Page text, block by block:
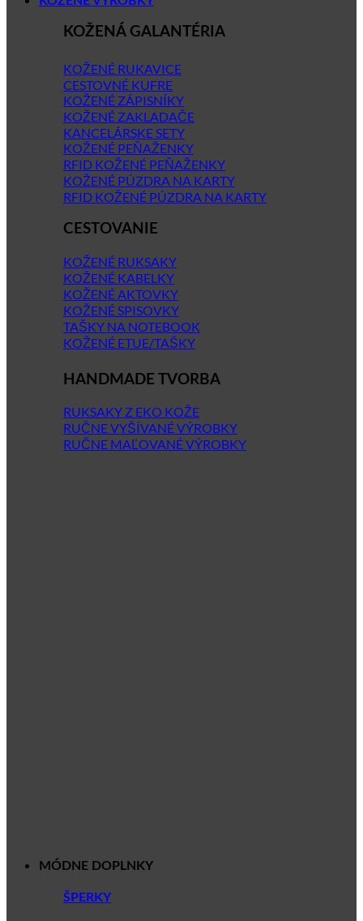
KOŽENÁ GALANTÉRIA
KOŽENÉ RUKAVICE
CESTOVNÉ KUFRE
KOŽENÉ ZÁPISNÍKY
KOŽENÉ ZAKLADAČE
KANCELÁRSKE SETY
KOŽENÉ PEŇAŽENKY
RFID KOŽENÉ PEŇAŽENKY
KOŽENÉ PÚZDRA NA KARTY
RFID KOŽENÉ PÚZDRA NA KARTY
CESTOVANIE
KOŽENÉ RUKSAKY
KOŽENÉ KABELKY
KOŽENÉ AKTOVKY
KOŽENÉ SPISOVKY
TAŠKY NA NOTEBOOK
KOŽENÉ ETUE/TAŠKY
HANDMADE TVORBA
RUKSAKY Z EKO KOŽE
RUČNE VYŠÍVANÉ VÝROBKY
RUČNE MAĽOVANÉ VÝROBKY
MÓDNE DOPLNKY
ŠPERKY